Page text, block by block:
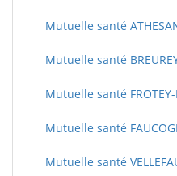
Mutuelle santé
Mutuelle santé
Mutuelle santé FROTEY-
Mutuelle santé
Mutuelle santé